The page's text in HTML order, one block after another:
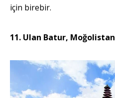
için birebir.
11. Ulan Batur, Moğolistan